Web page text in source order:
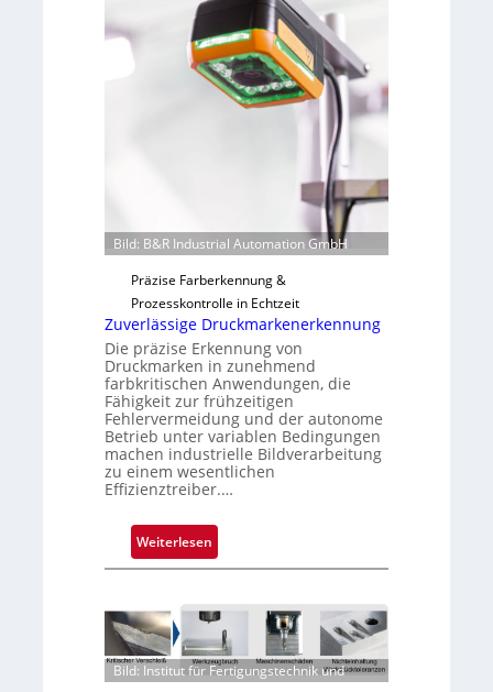
H
a
i
u
t
F
n
u
Bild: B&R Industrial Automation GmbH
Präzise Farberkennung &
Prozesskontrolle in Echtzeit
Zuverlässige Druckmarkenerkennung
Die präzise Erkennung von
Druckmarken in zunehmend
farbkritischen Anwendungen, die
Fähigkeit zur frühzeitigen
Fehlervermeidung und der autonome
Betrieb unter variablen Bedingungen
machen industrielle Bildverarbeitung
zu einem wesentlichen
Effizienztreiber.…
Weiterlesen:
Z
v
r
l
Bild: Institut für Fertigungstechnik und